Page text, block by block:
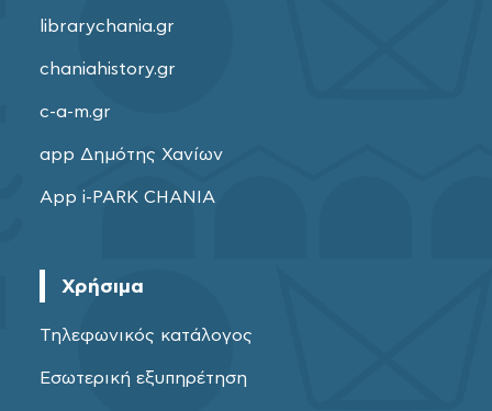
librarychania.gr
chaniahistory.gr
c-a-m.gr
app Δημότης Χανίων
App i-PARK CHANIA
Χρήσιμα
Τηλεφωνικός κατάλογος
Εσωτερική εξυπηρέτηση